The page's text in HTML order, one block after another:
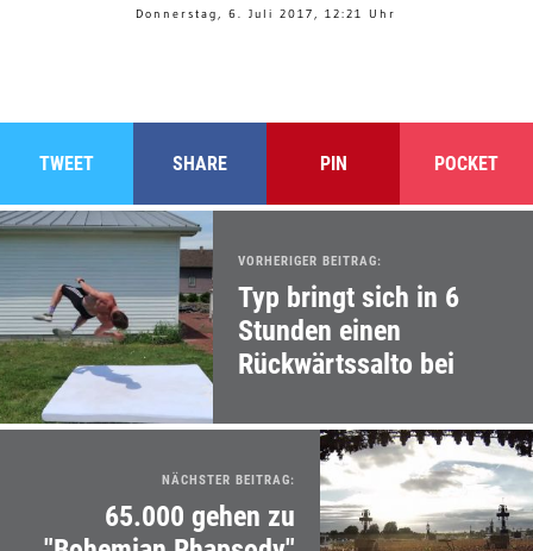
Donnerstag, 6. Juli 2017, 12:21 Uhr
TWEET SHARE PIN POCKET
VORHERIGER BEITRAG:
Typ bringt sich in 6
Stunden einen
Rückwärtssalto bei
NÄCHSTER BEITRAG:
65.000 gehen zu